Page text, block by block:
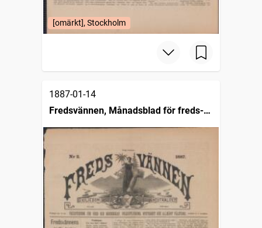
[omärkt], Stockholm
1887-01-14
Fredsvännen, Månadsblad för freds-